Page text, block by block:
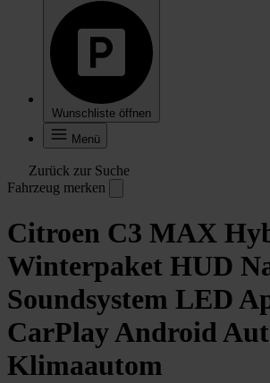
Wunschliste öffnen
Menü
Zurück zur Suche
Fahrzeug merken
Citroen C3 MAX
Winterpaket HUD
Soundsystem LED
CarPlay Android
Klimaautom